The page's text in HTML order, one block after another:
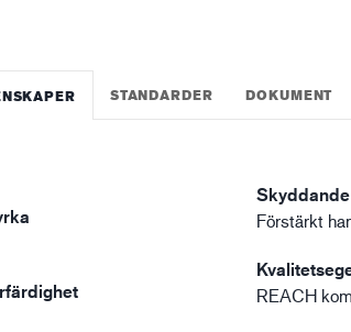
STANDARDER DOKUMENT
Förstärkt
REACH